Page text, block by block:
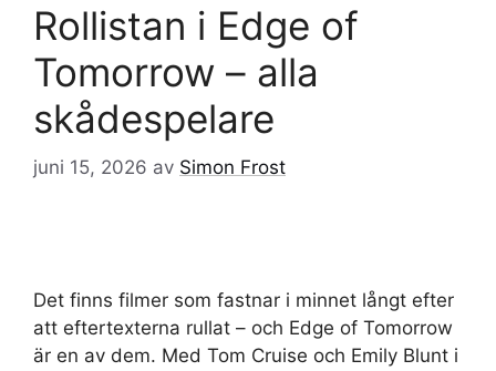
Rollistan i Edge of
Tomorrow – alla
skådespelare
juni 15, 2026 av Simon Frost
Det finns filmer som fastnar i minnet långt efter
att eftertexterna rullat – och Edge of Tomorrow
är en av dem. Med Tom Cruise och Emily Blunt i